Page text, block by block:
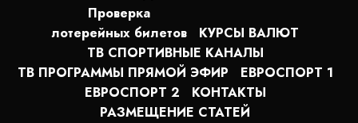
Проверка
лотерейных билетов
КУРСЫ ВАЛЮТ
ТВ СПОРТИВНЫЕ КАНАЛЫ
ТВ ПРОГРАММЫ ПРЯМОЙ ЭФИР
ЕВРОСПОРТ 1
ЕВРОСПОРТ 2
КОНТАКТЫ
РАЗМЕЩЕНИЕ СТАТЕЙ